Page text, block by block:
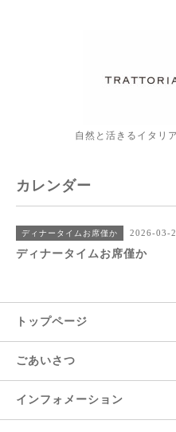
自然と活きるイタリ
カレンダー
ディナータイムお席僅か 2026-03-
ディナータイムお席僅か
トップページ
ごあいさつ
インフォメーション